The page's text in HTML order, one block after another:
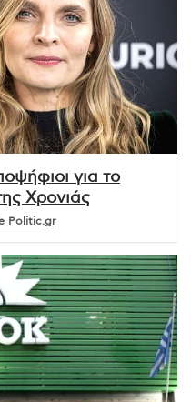
για το
Χρονιάς
Politic.gr